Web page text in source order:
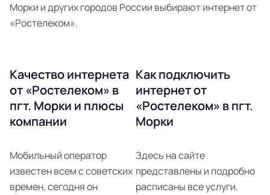
Морки и других городов России выбирают интернет от
«Ростелеком».
Качество интернета
от «Ростелеком» в
пгт. Морки и плюсы
компании
Мобильный оператор
известен всем с советских
времен, сегодня он
Как подключить
интернет от
«Ростелеком» в пгт.
Морки
Здесь на сайте
представлены и подробно
расписаны все услуги.